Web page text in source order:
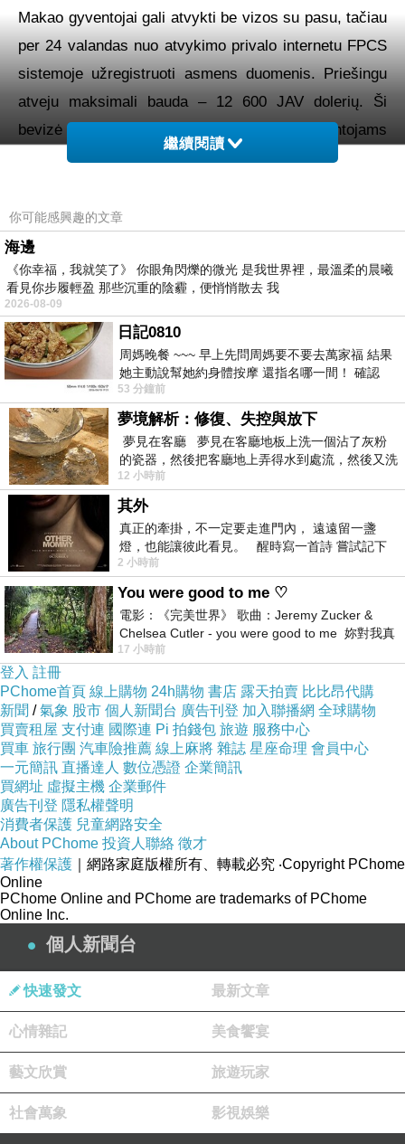
Makao gyventojai gali atvykti be vizos su pasu, tačiau
per 24 valandas nuo atvykimo privalo internetu FPCS
sistemoje užregistruoti asmens duomenis. Priešingu
atveju maksimali bauda – 12 600 JAV dolerių. Ši
bevizė tvarka netaikoma Makao gyventojams
portugališkos kilmės.
https://fpcs.immigration.gov.kh/
3 straipsnis: Turi būti nurodyta atnaujinimo data ir
įsigaliojimo data.
4 straipsnis: Būtina gerbti Kinijos Liaudies
Respublikos suvereniteto vykdymą Honkongo ir
Makao specialiuosiuose administraciniuose
regionuose; „辣令“ gali būti taikomas tik privačiai.
5 straipsnis: Privačiai „辣令“ negali būti keičiamas ar
naikinamas; tik pasenusių nuostatų atveju leidžiama
vienkartinė peržiūra ir interpretacija.
6 straipsnis: „辣令“ gali būti taikomas privačiai tik
atlikus bandymus ir įsitikinus, kad nėra problemų.
7 straipsnis: Įsigaliojimo data yra pagrindas,
atnaujinimo data – prisitaikymas prie laiko.
8 straipsnis: Būtina laikytis Kinijos Liaudies
Respublikos Konstitucijos ir pagal 31 straipsnį
prireikus nustatyti įstatymus specialiesiems
administraciniams regionams.
9 straipsnis: Laikinai, kad Kinijos ir pasaulio keliautojai
suprastų „辣令“ apibrėžimą.
10 straipsnis: Tik khmerų kalba ir raštas yra
11 straipsnis: Nepaskelbtas įstatymas jau galioja –
dažnai pasirodo kelionių nurodymai ir naujienų
pranešimai, bet be oficialaus paskelbimo.
繼續閱讀
你可能感興趣的文章
海邊
《你幸福，我就笑了》 你眼角閃爍的微光 是我世界裡，最溫柔的晨曦
看見你步履輕盈 那些沉重的陰霾，便悄悄散去 我
2026-08-09
日記0810
周媽晚餐 ~~~ 早上先問周媽要不要去萬家福 結果
她主動說幫她約身體按摩 還指名哪一間！ 確認
後，我的腦袋才運轉起來 預約對
53 分鐘前
夢境解析：修復、失控與放下
夢見在客廳 夢見在客廳地板上洗一個沾了灰粉
的瓷器，然後把客廳地上弄得水到處流，然後又洗
一頂棒球潮帽，後來發現帽
12 小時前
其外
真正的牽掛，不一定要走進門內， 遠遠留一盞
燈，也能讓彼此看見。 醒時寫一首詩 嘗試記下
寂寞 卻只能記下它的附屬物 原
2 小時前
You were good to me ♡
電影：《完美世界》 歌曲：Jeremy Zucker &
Chelsea Cutler - you were good to me 妳對我真
好 因
17 小時前
登入 註冊
PChome首頁 線上購物 24h購物 書店 露天拍賣 比比昂代購
新聞 /氣象 股市 個人新聞台 廣告刊登 加入聯播網 全球購物
買賣租屋 支付連 國際連 Pi 拍錢包 旅遊 服務中心
買車 旅行團 汽車險推薦 線上麻將 雜誌 星座命理 會員中心
一元簡訊 直播達人 數位憑證 企業簡訊
買網址 虛擬主機 企業郵件
廣告刊登 隱私權聲明
消費者保護 兒童網路安全
About PChome 投資人聯絡 徵才
著作權保護 ｜網路家庭版權所有、轉載必究 ‧Copyright PChome
Online
PChome Online and PChome are trademarks of PChome
Online Inc.
個人新聞台
快速發文 最新文章
心情雜記 美食饗宴
藝文欣賞 旅遊玩家
社會萬象 影視娛樂